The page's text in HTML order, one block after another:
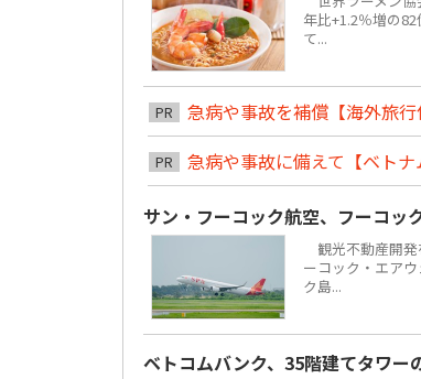
年比+1.2％増の
て...
PR 急病や事故を補償【海外旅
PR 急病や事故に備えて【ベト
サン・フーコック航空、フーコッ
観光不動産開発
ーコック・エア
ク島...
ベトコムバンク、35階建てタワー